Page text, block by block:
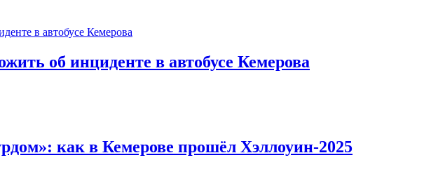
об инциденте в автобусе Кемерова
как в Кемерове прошёл Хэллоуин-2025